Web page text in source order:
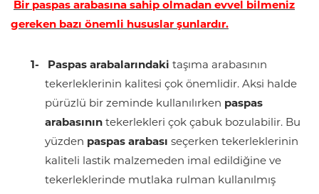
Bir paspas arabasına sahip olmadan evvel bilmeniz
gereken bazı önemli hususlar şunlardır.
1- Paspas arabalarındaki taşıma arabasının
tekerleklerinin kalitesi çok önemlidir. Aksi halde
pürüzlü bir zeminde kullanılırken paspas
arabasının tekerlekleri çok çabuk bozulabilir. Bu
yüzden paspas arabası seçerken tekerleklerinin
kaliteli lastik malzemeden imal edildiğine ve
tekerleklerinde mutlaka rulman kullanılmış